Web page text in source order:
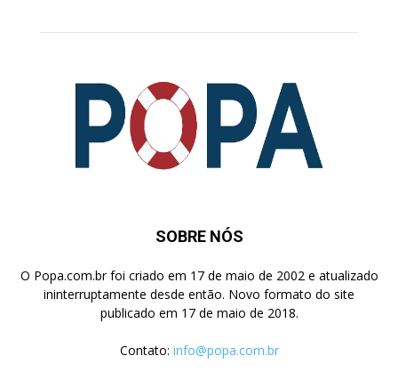
SOBRE NÓS
O Popa.com.br foi criado em 17 de maio de 2002 e atualizado
ininterruptamente desde então. Novo formato do site
publicado em 17 de maio de 2018.
Contato: info@popa.com.br